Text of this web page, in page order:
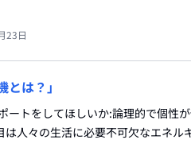
23日
は？」
トをしてほしいか:論理的で個性
人々の生活に必要不可欠なエネル